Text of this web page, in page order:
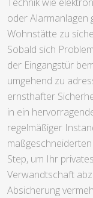
oder Alarmanlagen
Wohnstätte zu
Sobald sich
der Eingangstür
umgehend zu
ernsthafter
in ein
regelmäßiger
Step, um Ihr
Verwandtschaft
Absicherung